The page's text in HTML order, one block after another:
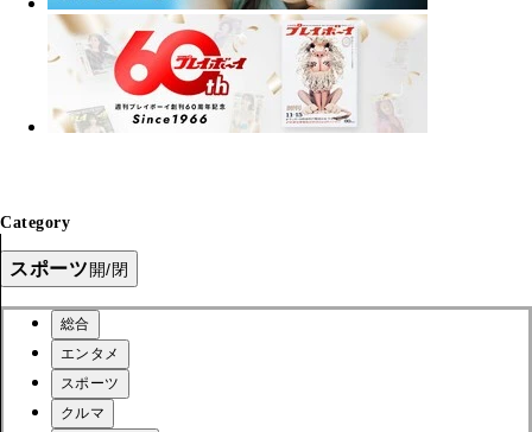
Category
スポーツ開/閉
総合
エンタメ
スポーツ
クルマ